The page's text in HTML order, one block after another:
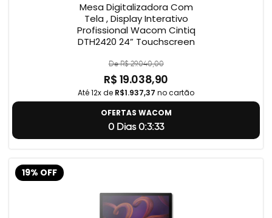
Mesa Digitalizadora Com
Tela , Display Interativo
Profissional Wacom Cintiq
DTH2420 24” Touchscreen
De R$ 29.040,00
R$ 19.038,90
Até 12x de R$1.937,37 no cartão
OFERTAS WACOM
0 Dias 0:3:32
19% OFF